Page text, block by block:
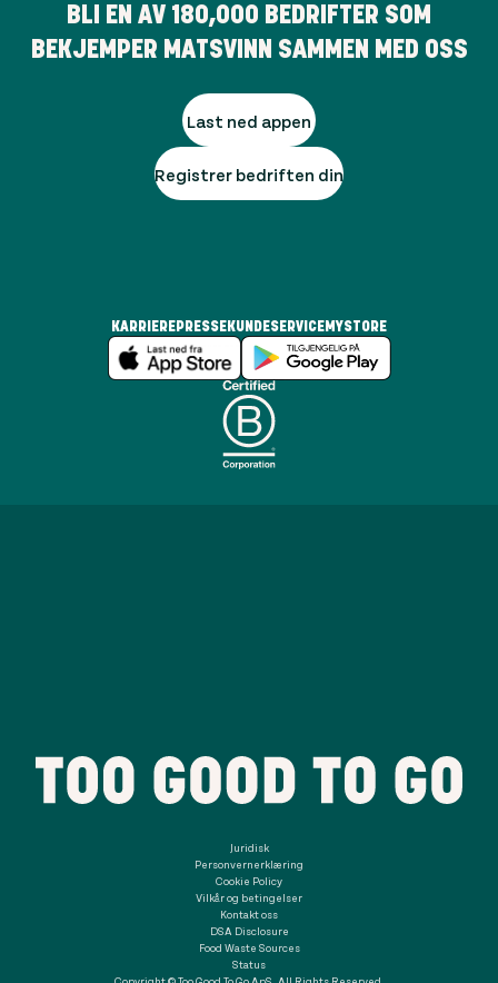
BLI EN AV 180,000 BEDRIFTER SOM
BEKJEMPER MATSVINN SAMMEN MED OSS
Last ned appen
Registrer bedriften din
KARRIERE PRESSE KUNDESERVICE MYSTORE
Juridisk
Personvernerklæring
Cookie Policy
Vilkår og betingelser
Kontakt oss
DSA Disclosure
Food Waste Sources
Status